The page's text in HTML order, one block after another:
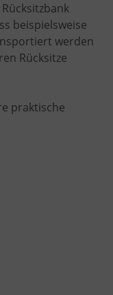
beispielsweise
werden
Rücksitze
praktische